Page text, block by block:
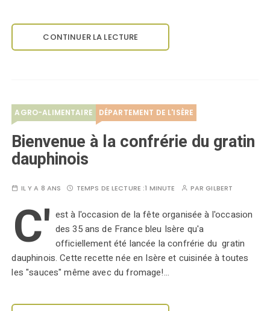
CONTINUER LA LECTURE
AGRO-ALIMENTAIRE DÉPARTEMENT DE L'ISÈRE
Bienvenue à la confrérie du gratin
dauphinois
IL Y A 8 ANS TEMPS DE LECTURE :1 MINUTE PARGILBERT
C' est à l'occasion de la fête organisée à l'occasion
des 35 ans de France bleu Isère qu'a
officiellement été lancée la confrérie du gratin
dauphinois. Cette recette née en Isère et cuisinée à toutes
les "sauces" même avec du fromage!…